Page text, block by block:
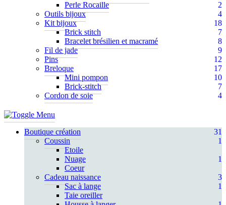
Perle Rocaille
2
Outils bijoux
4
Kit bijoux
18
Brick stitch
7
Bracelet brésilien et macramé
8
Fil de jade
9
Pins
12
Breloque
17
Mini pompon
10
Brick-stitch
7
Cordon de soie
4
Boutique création
31
Coussin
1
Etoile
Nuage
1
Coeur
Cadeau naissance
3
Sac à lange
1
Taie oreiller